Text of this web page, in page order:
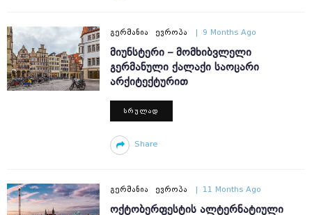
ᲒᲔᲠᲛᲐᲜᲘᲐ ᲔᲕᲠᲝᲞᲐ 9 Months Ago
ᲛᲘᲣᲜᲡᲢᲔᲠᲘ – ᲛᲝᲛᲮᲘᲑᲕᲚᲔᲚᲘ
ᲒᲔᲠᲛᲐᲜᲣᲚᲘ ᲥᲐᲚᲐᲥᲘ ᲡᲐᲝᲪᲐᲠᲘ
ᲐᲠᲥᲘᲢᲔᲥᲢᲣᲠᲘᲗ
ᲡᲠᲣᲚᲐᲓ
Share
ᲒᲔᲠᲛᲐᲜᲘᲐ ᲔᲕᲠᲝᲞᲐ 11 Months Ago
ᲝᲥᲢᲝᲑᲔᲠᲤᲔᲡᲢᲘᲡ ᲐᲚᲢᲔᲠᲜᲐᲢᲘᲣᲚᲘ